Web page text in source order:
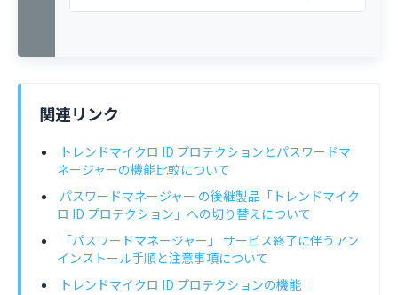
関連リンク
トレンドマイクロ ID プロテクションとパスワードマ
ネージャーの機能比較について
パスワードマネージャー の後継製品「トレンドマイク
ロ ID プロテクション」への切り替えについて
「パスワードマネージャー」 サービス終了に伴うアン
インストール手順と注意事項について
トレンドマイクロ ID プロテクションの機能